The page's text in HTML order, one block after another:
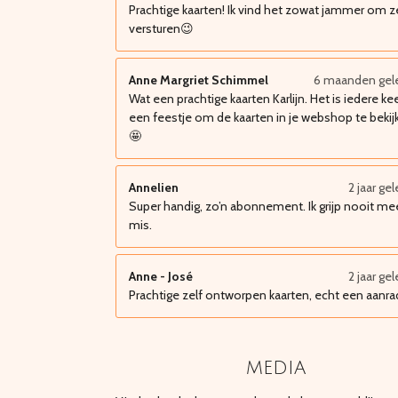
Prachtige kaarten! Ik vind het zowat jammer om
versturen😉
Anne Margriet Schimmel
6 maanden
Wat een prachtige kaarten Karlijn. Het is iedere
een feestje om de kaarten in je webshop te
🤩
Annelien
2 jaar
Super handig, zo’n abonnement. Ik grijp nooit
mis.
Anne - José
2 jaar
Prachtige zelf ontworpen kaarten, echt een
media